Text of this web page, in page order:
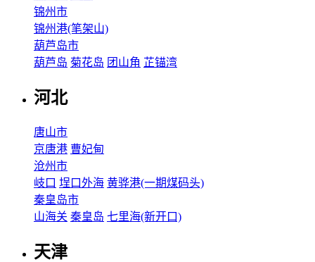
锦州市
锦州港(笔架山)
葫芦岛市
葫芦岛 菊花岛 团山角 芷锚湾
河北
唐山市
京唐港 曹妃甸
沧州市
岐口 埕口外海 黄骅港(一期煤码头)
秦皇岛市
山海关 秦皇岛 七里海(新开口)
天津